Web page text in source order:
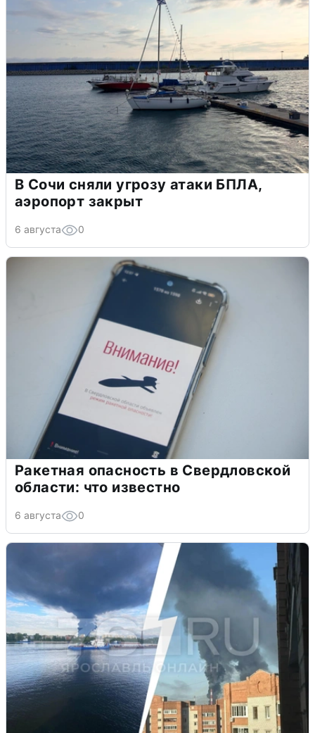
В Сочи сняли угрозу атаки БПЛА,
аэропорт закрыт
6 августа 0
Ракетная опасность в Свердловской
области: что известно
6 августа 0